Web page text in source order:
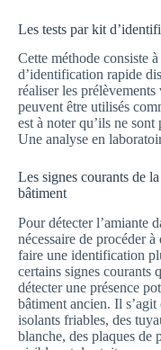
Les tests par kit
Cette méthode consiste
d’identification rapide
réaliser les
peuvent être utilisés
est à noter qu’ils ne
Une analyse en
Les signes courants de
bâtiment
Pour détecter l’amiante
nécessaire de procéder
faire une identification
certains signes courants
détecter une présence
bâtiment ancien. Il
isolants friables, des
blanche, des plaques de